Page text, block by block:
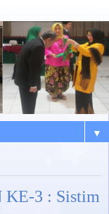
▼
3 : Sistim